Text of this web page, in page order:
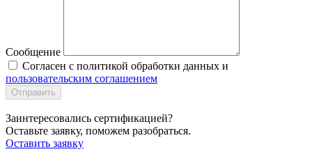
Сообщение
Согласен с политикой обработки данных и
пользовательским соглашением
Отправить
Заинтересовались сертификацией?
Оставьте заявку, поможем разобраться.
Оставить заявку